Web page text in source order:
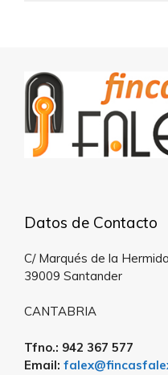
Datos de Contacto
C/ Marqués de la
39009 Santander
CANTABRIA
Tfno.: 942 367 577
Email: